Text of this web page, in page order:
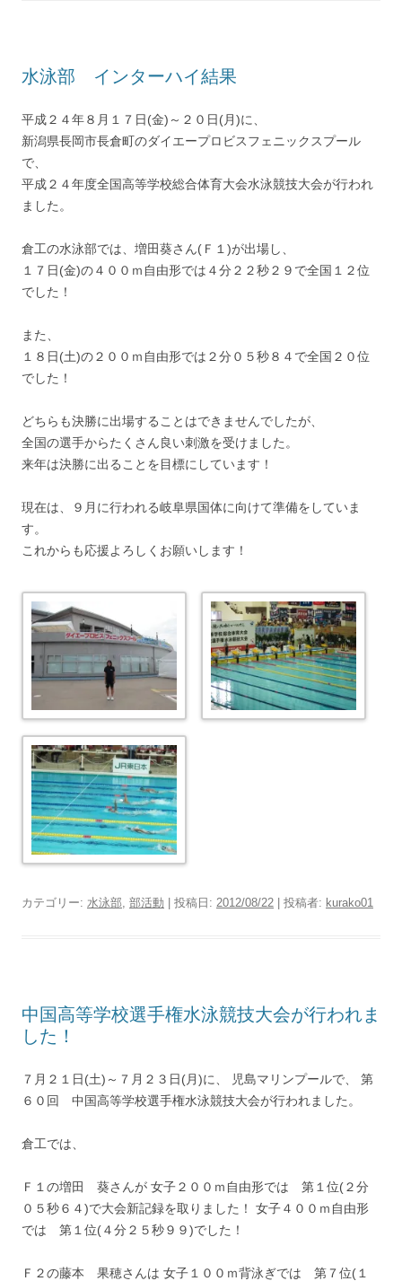
水泳部 インターハイ結果
平成２４年８月１７日(金)～２０日(月)に、
新潟県長岡市長倉町のダイエープロビスフェニックスプール
で、
平成２４年度全国高等学校総合体育大会水泳競技大会が行われ
ました。
倉工の水泳部では、増田葵さん(Ｆ１)が出場し、
１７日(金)の４００ｍ自由形では４分２２秒２９で全国１２位
でした！
また、
１８日(土)の２００ｍ自由形では２分０５秒８４で全国２０位
でした！
どちらも決勝に出場することはできませんでしたが、
全国の選手からたくさん良い刺激を受けました。
来年は決勝に出ることを目標にしています！
現在は、９月に行われる岐阜県国体に向けて準備をしていま
す。
これからも応援よろしくお願いします！
カテゴリー: 水泳部 部活動 | 投稿日: 2012/08/22 | 投稿者: kurako01
中国高等学校選手権水泳競技大会が行われま
した！
７月２１日(土)～７月２３日(月)に、 児島マリンプールで、 第
６０回 中国高等学校選手権水泳競技大会が行われました。
倉工では、
Ｆ１の増田 葵さんが 女子２００ｍ自由形では 第１位(２分
０５秒６４)で大会新記録を取りました！ 女子４００ｍ自由形
では 第１位(４分２５秒９９)でした！
Ｆ２の藤本 果穂さんは 女子１００ｍ背泳ぎでは 第７位(１